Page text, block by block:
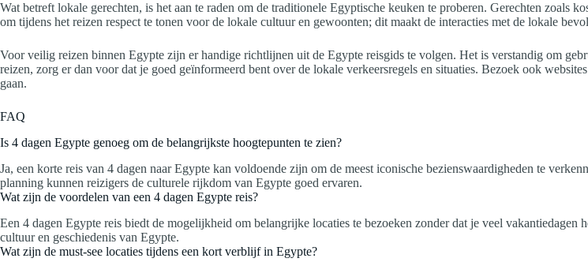
Wat betreft lokale gerechten, is het aan te raden om de traditionele Egyptische keuken te proberen. Gerechten zoals
om tijdens het reizen respect te tonen voor de lokale cultuur en gewoonten; dit maakt de interacties met de lokale
Voor veilig reizen binnen Egypte zijn er handige richtlijnen uit de Egypte reisgids te volgen. Het is verstandig om
reizen, zorg er dan voor dat je goed geïnformeerd bent over de lokale verkeersregels en situaties. Bezoek ook
gaan.
FAQ
Is 4 dagen Egypte genoeg om de belangrijkste hoogtepunten te zien?
Ja, een korte reis van 4 dagen naar Egypte kan voldoende zijn om de meest iconische bezienswaardigheden te
planning kunnen reizigers de culturele rijkdom van Egypte goed ervaren.
Wat zijn de voordelen van een 4 dagen Egypte reis?
Een 4 dagen Egypte reis biedt de mogelijkheid om belangrijke locaties te bezoeken zonder dat je veel
cultuur en geschiedenis van Egypte.
Wat zijn de must-see locaties tijdens een kort verblijf in Egypte?